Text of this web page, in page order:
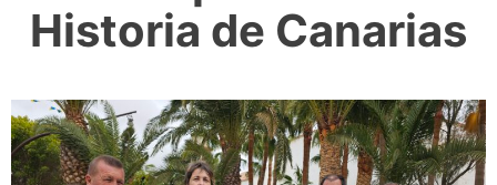
Historia de Canarias